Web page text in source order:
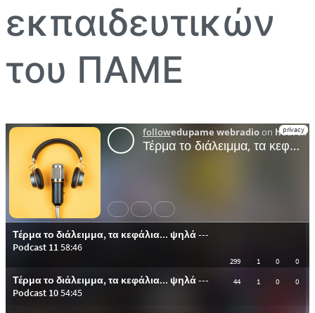
εκπαιδευτικών
του ΠΑΜΕ